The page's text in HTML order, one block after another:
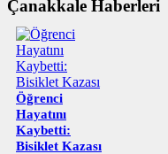
Çanakkale Haberleri
Öğrenci
Hayatını
Kaybetti:
Bisiklet Kazası